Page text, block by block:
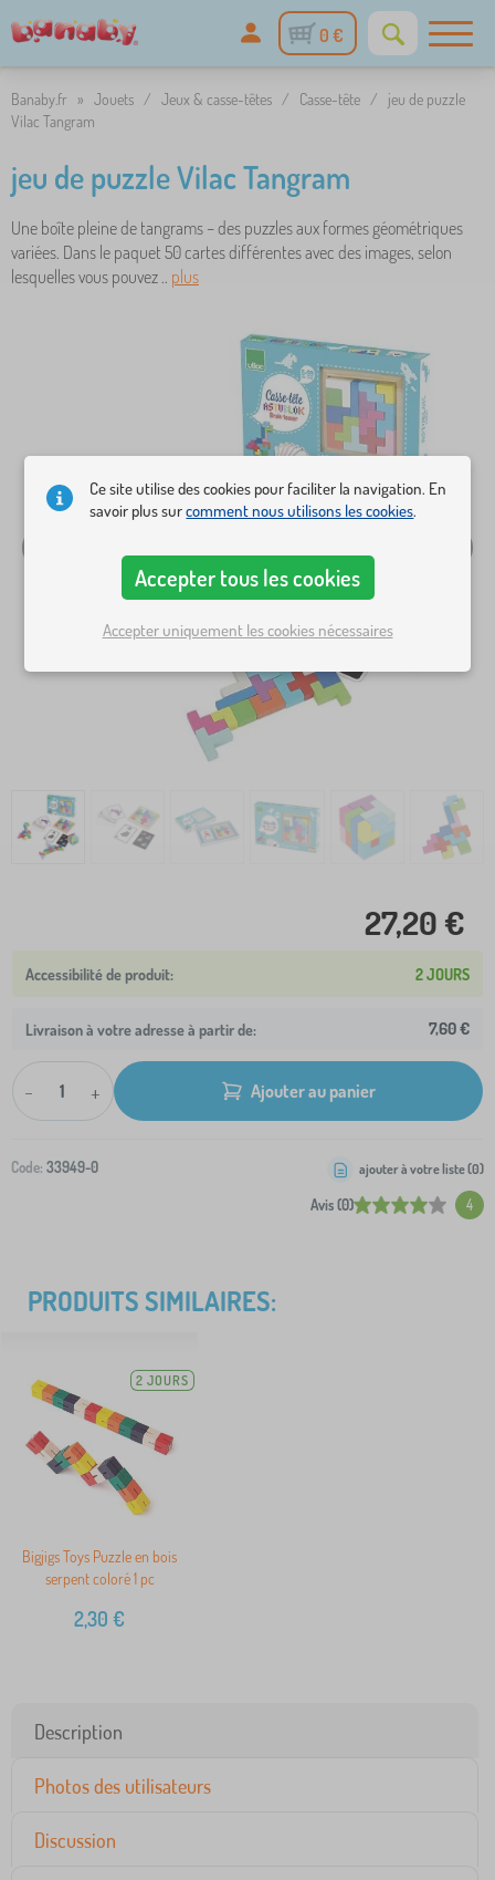
0 €
Banaby.fr » Jouets / Jeux & casse-têtes / Casse-tête /
jeu de puzzle
Vilac Tangram
jeu de puzzle Vilac Tangram
Une boîte pleine de tangrams – des puzzles aux formes géométriques
variées. Dans le paquet 50 cartes différentes avec des images, selon
lesquelles vous pouvez .. plus
27,20 €
2 JOURS
Livraison à votre adresse à partir de: 7,60 €
- + Ajouter au panier
Code: 33949-0
Avis (0) 4
ajouter à votre liste (0)
PRODUITS SIMILAIRES:
2 JOURS
Bigjigs Toys Puzzle en bois
serpent coloré 1 pc
2,30 €
Description
Photos des utilisateurs
Discussion
Ce site utilise des cookies pour faciliter la navigation. En
savoir plus surcomment nous utilisons les cookies.
Accepter tous les cookies
Accepter uniquement les cookies nécessaires